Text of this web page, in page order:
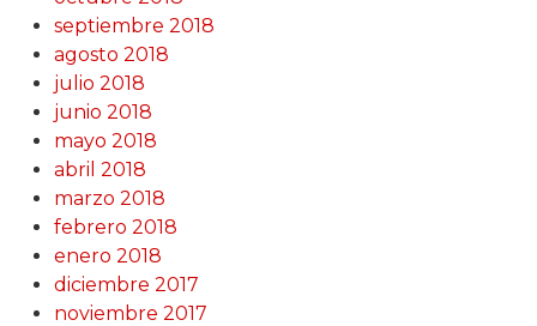
septiembre 2018
agosto 2018
julio 2018
junio 2018
mayo 2018
abril 2018
marzo 2018
febrero 2018
enero 2018
diciembre 2017
noviembre 2017